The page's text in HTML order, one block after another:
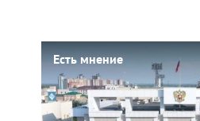
Есть мнение